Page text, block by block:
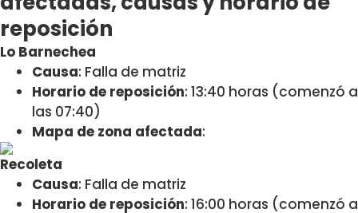
reposición
Lo Barnechea
Causa: Falla de matriz
Horario de reposición: 13:40 horas (comenzó a
las 07:40)
Mapa de zona afectada:
Recoleta
Causa: Falla de matriz
Horario de reposición: 16:00 horas (comenzó a